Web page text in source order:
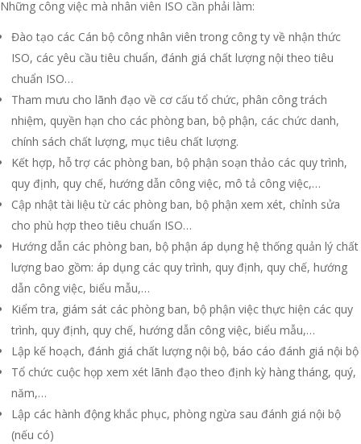
Những công việc mà nhân viên ISO cần phải làm:
Đào tạo các Cán bộ công nhân viên trong công ty về nhận thức
ISO, các yêu cầu tiêu chuẩn, đánh giá chất lượng nội theo tiêu
chuẩn ISO…
Tham mưu cho lãnh đạo về cơ cấu tổ chức, phân công trách
nhiệm, quyền hạn cho các phòng ban, bộ phận, các chức danh,
chính sách chất lượng, mục tiêu chất lượng.
Kết hợp, hỗ trợ các phòng ban, bộ phận soạn thảo các quy trình,
quy định, quy chế, hướng dẫn công việc, mô tả công việc,…
Cập nhật tài liệu từ các phòng ban, bộ phận xem xét, chỉnh sửa
cho phù hợp theo tiêu chuẩn ISO…
Hướng dẫn các phòng ban, bộ phận áp dụng hệ thống quản lý chất
lượng bao gồm: áp dụng các quy trình, quy định, quy chế, hướng
dẫn công việc, biểu mẫu,…
Kiểm tra, giám sát các phòng ban, bộ phận việc thực hiện các quy
trình, quy định, quy chế, hướng dẫn công việc, biểu mẫu,…
Lập kế hoạch, đánh giá chất lượng nội bộ, báo cáo đánh giá nội bộ
Tổ chức cuộc họp xem xét lãnh đạo theo định kỳ hàng tháng, quý,
năm,…
Lập các hành động khắc phục, phòng ngừa sau đánh giá nội bộ
(nếu có)